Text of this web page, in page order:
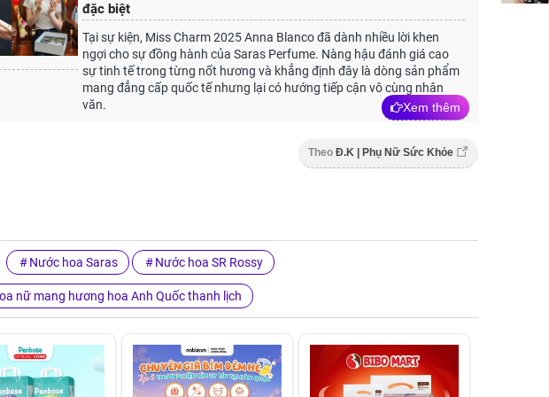
đặc biệt
Tại sự kiện, Miss Charm 2025 Anna Blanco đã dành nhiều lời khen
ngợi cho sự đồng hành của Saras Perfume. Nàng hậu đánh giá cao
sự tinh tế trong từng nốt hương và khẳng định đây là dòng sản phẩm
mang đẳng cấp quốc tế nhưng lại có hướng tiếp cận vô cùng nhân
văn.
Xem thêm
Theo Đ.K | Phụ Nữ Sức Khỏe
Nước hoa Saras Nước hoa SR Rossy
nữ mang hương hoa Anh Quốc thanh lịch